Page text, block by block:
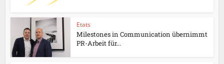
Etats
Milestones in Communication übernimmt
PR-Arbeit für...